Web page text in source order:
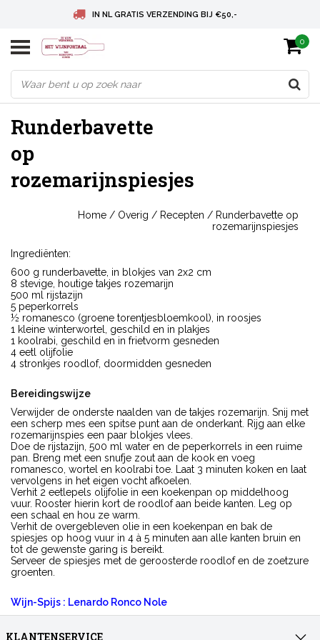
IN NL GRATIS VERZENDING BIJ €50,-
BELGIE GRATIS VERZENDING BIJ € 75
DEUTSCHLAND VERSANDKOSTENFREI AB € 75
0
Runderbavette
op
rozemarijnspiesjes
Home / Overig / Recepten / Runderbavette op
rozemarijnspiesjes
Ingrediënten:
600 g runderbavette, in blokjes van 2x2 cm
8 stevige, houtige takjes rozemarijn
500 ml rijstazijn
5 peperkorrels
½ romanesco (groene torentjesbloemkool), in roosjes
1 kleine winterwortel, geschild en in plakjes
1 koolrabi, geschild en in frietvorm gesneden
4 eetl olijfolie
4 stronkjes roodlof, doormidden gesneden
Bereidingswijze
Verwijder de onderste naalden van de takjes rozemarijn. Snij met
een scherp mes een spitse punt aan de onderkant. Rijg aan elke
rozemarijnspies een paar blokjes vlees.
Doe de rijstazijn, 500 ml water en de peperkorrels in een ruime
pan. Breng met een snufje zout aan de kook en voeg
romanesco, wortel en koolrabi toe. Laat 3 minuten koken en laat
vervolgens in het eigen vocht afkoelen.
Verhit 2 eetlepels olijfolie in een koekenpan op middelhoog
vuur. Rooster hierin kort de roodlof aan beide kanten. Leg op
een schaal en hou ze warm.
Verhit de overgebleven olie in een koekenpan en bak de
spiesjes op hoog vuur in 4 à 5 minuten aan alle kanten bruin en
tot de gewenste garing is bereikt.
Serveer de spiesjes met de geroosterde roodlof en de zoetzure
groenten.
Wijn-Spijs : Lenardo Ronco Nole
KLANTENSERVICE